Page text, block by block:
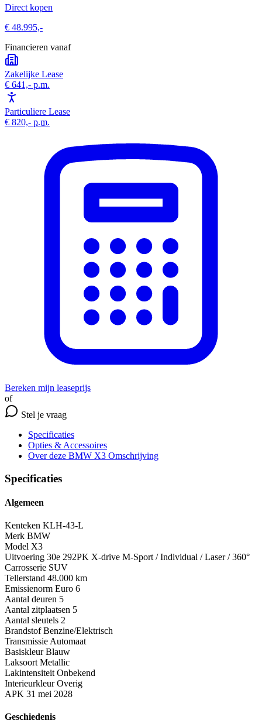
Direct kopen
€ 48.995,-
Financieren vanaf
Zakelijke Lease
€ 641,- p.m.
Particuliere Lease
€ 820,- p.m.
Bereken mijn leaseprijs
of
Stel je vraag
Specificaties
Opties & Accessoires
Over deze BMW X3 Omschrijving
Specificaties
Algemeen
Kenteken KLH-43-L
Merk BMW
Model X3
Uitvoering 30e 292PK X-drive M-Sport / Individual / Laser / 360°
Carrosserie SUV
Tellerstand 48.000 km
Emissienorm Euro 6
Aantal deuren 5
Aantal zitplaatsen 5
Aantal sleutels 2
Brandstof Benzine/Elektrisch
Transmissie Automaat
Basiskleur Blauw
Laksoort Metallic
Lakintensiteit Onbekend
Interieurkleur Overig
APK 31 mei 2028
Geschiedenis